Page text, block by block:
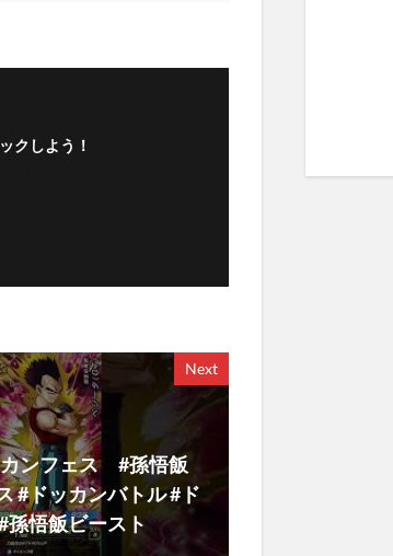
クしよう！
Next
カンフェス #孫悟飯
#ドッカンバトル #ド
孫悟飯ビースト